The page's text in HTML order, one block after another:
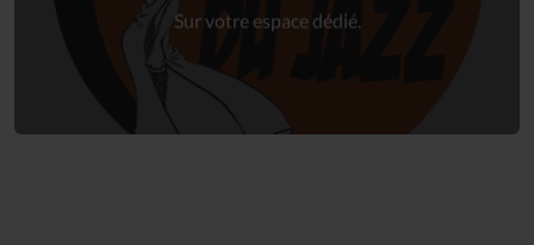
Sur votre espace dédié.